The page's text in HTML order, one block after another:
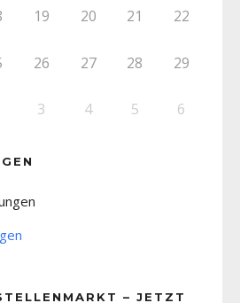
19 20 21 22
26 27 28 29
3 4 5 6
– JETZT